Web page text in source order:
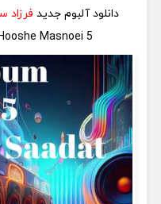
دانلود آلبوم جدید فرزاد
Masnoei 5